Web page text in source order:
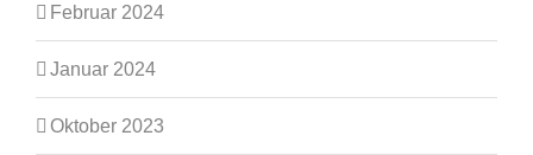
Februar 2024
Januar 2024
Oktober 2023